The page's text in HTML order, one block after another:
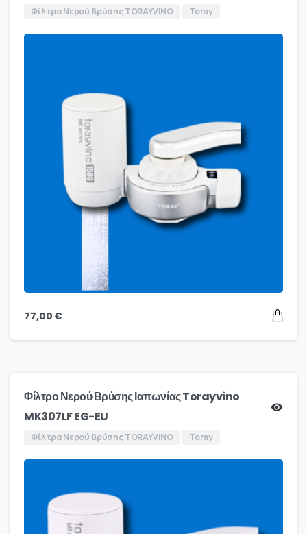
Φίλτρα Νερού Βρύσης TORAYVINO Toray
77,00 €
Φίλτρο Νερού Βρύσης Ιαπωνίας Torayvino
MK307LF EG-EU
Φίλτρα Νερού Βρύσης TORAYVINO Toray